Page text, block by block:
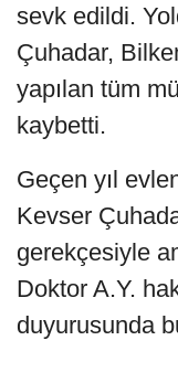
sevk edildi.
Çuhadar,
yapılan tüm
kaybetti.
Geçen yıl
Kevser
gerekçesiyle
Doktor A.Y.
duyurusunda